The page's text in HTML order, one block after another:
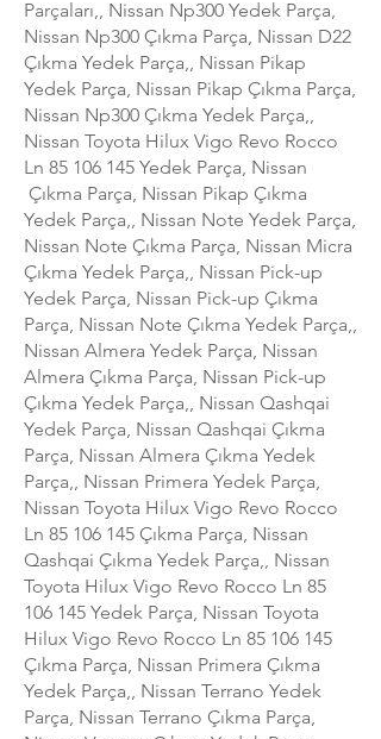
Parçaları,, Nissan Np300 Yedek Parça,
Nissan Np300 Çıkma Parça, Nissan D22
Çıkma Yedek Parça,, Nissan Pikap
Yedek Parça, Nissan Pikap Çıkma Parça,
Nissan Np300 Çıkma Yedek Parça,,
Nissan Toyota Hilux Vigo Revo Rocco
Ln 85 106 145 Yedek Parça, Nissan
Çıkma Parça, Nissan Pikap Çıkma
Yedek Parça,, Nissan Note Yedek Parça,
Nissan Note Çıkma Parça, Nissan Micra
Çıkma Yedek Parça,, Nissan Pick-up
Yedek Parça, Nissan Pick-up Çıkma
Parça, Nissan Note Çıkma Yedek Parça,,
Nissan Almera Yedek Parça, Nissan
Almera Çıkma Parça, Nissan Pick-up
Çıkma Yedek Parça,, Nissan Qashqai
Yedek Parça, Nissan Qashqai Çıkma
Parça, Nissan Almera Çıkma Yedek
Parça,, Nissan Primera Yedek Parça,
Nissan Toyota Hilux Vigo Revo Rocco
Ln 85 106 145 Çıkma Parça, Nissan
Qashqai Çıkma Yedek Parça,, Nissan
Toyota Hilux Vigo Revo Rocco Ln 85
106 145 Yedek Parça, Nissan Toyota
Hilux Vigo Revo Rocco Ln 85 106 145
Çıkma Parça, Nissan Primera Çıkma
Yedek Parça,, Nissan Terrano Yedek
Parça, Nissan Terrano Çıkma Parça,